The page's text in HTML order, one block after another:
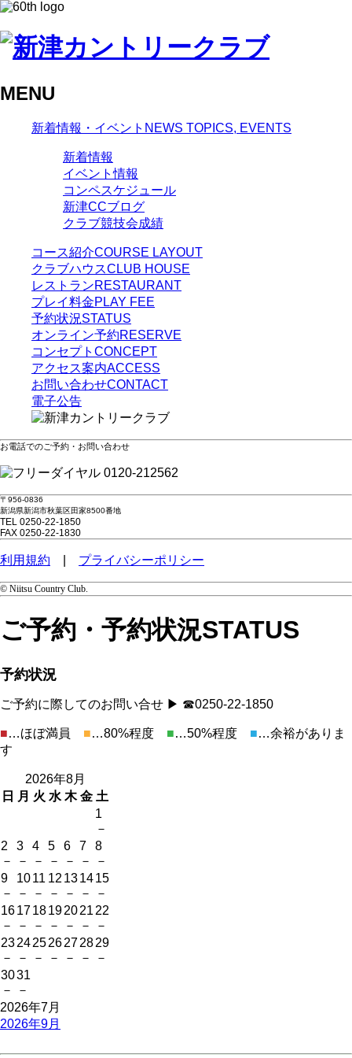
MENU
新着情報・イベント NEWS TOPICS, EVENTS
新着情報
イベント情報
コンペスケジュール
新津CCブログ
クラブ競技会成績
コース紹介COURSE LAYOUT
クラブハウスCLUB HOUSE
レストランRESTAURANT
プレイ料金PLAY FEE
予約状況STATUS
オンライン予約RESERVE
コンセプト CONCEPT
アクセス案内ACCESS
お問い合わせCONTACT
電子公告
お電話でのご予約・お問い合わせ
0120-212562
〒956-0836
新潟県新潟市秋葉区田家8500番地
TEL 0250-22-1850
FAX 0250-22-1830
利用規約 プライバシーポリシー
© Niitsu Country Club.
ご予約・予約状況STATUS
予約状況
ご予約に際してのお問い合せ ▶ ☎0250-22-1850
■…ほぼ満員 ■…80%程度 ■…50%程度 ■…余裕がありま
す
2026年8月
日
月 火 水 木 金 土
1
－
2
－
3
－
4
－
5
－
6
－
7
－
8
－
9
－
10
－
11
－
12
－
13
－
14
－
15
－
16
－
17
－
18
－
19
－
20
－
21
－
22
－
23
－
24
－
25
－
26
－
27
－
28
－
29
－
30
－
31
－
2026年7月
2026年9月